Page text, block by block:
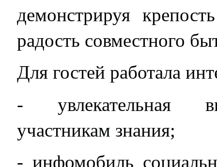
демонстрируя
радость совместного
Для гостей работала
- увлекательная
участникам знания;
- инфомобиль